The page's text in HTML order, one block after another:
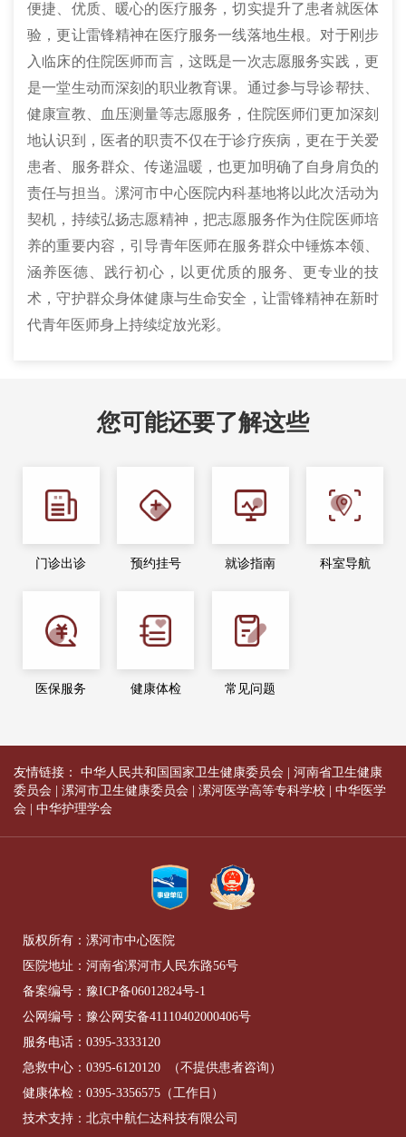
便捷、优质、暖心的医疗服务，切实提升了患者就医体
验，更让雷锋精神在医疗服务一线落地生根。对于刚步
入临床的住院医师而言，这既是一次志愿服务实践，更
是一堂生动而深刻的职业教育课。通过参与导诊帮扶、
健康宣教、血压测量等志愿服务，住院医师们更加深刻
地认识到，医者的职责不仅在于诊疗疾病，更在于关爱
患者、服务群众、传递温暖，也更加明确了自身肩负的
责任与担当。漯河市中心医院内科基地将以此次活动为
契机，持续弘扬志愿精神，把志愿服务作为住院医师培
养的重要内容，引导青年医师在服务群众中锤炼本领、
涵养医德、践行初心，以更优质的服务、更专业的技
术，守护群众身体健康与生命安全，让雷锋精神在新时
代青年医师身上持续绽放光彩。
您可能还要了解这些
门诊出诊 预约挂号 就诊指南 科室导航
医保服务 健康体检 常见问题
友情链接： 中华人民共和国国家卫生健康委员会 | 河南省卫生健康
委员会 | 漯河市卫生健康委员会 | 漯河医学高等专科学校 | 中华医学
会 | 中华护理学会
版权所有：漯河市中心医院
医院地址：河南省漯河市人民东路56号
备案编号： 豫ICP备06012824号-1
公网编号： 豫公网安备41110402000406号
服务电话： 0395-3333120
急救中心： 0395-6120120
（不提供患者咨询）
健康体检： 0395-3356575 （工作日）
技术支持：北京中航仁达科技有限公司